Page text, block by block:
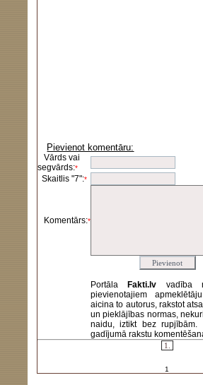
Pievienot komentāru:
Vārds vai
segvārds:*
Skaitlis "7":*
Komentārs:*
Portāla Fakti.lv vadība
pievienotajiem
aicina to autorus, rakstot
un pieklājības normas,
naidu, iztikt bez rupjībām.
gadījumā rakstu
1.
1